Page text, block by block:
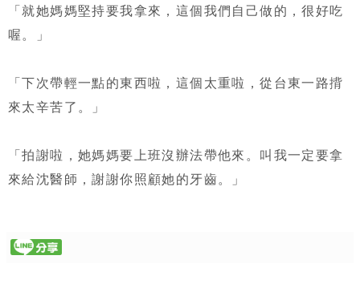
「就她媽媽堅持要我拿來，這個我們自己做的，很好吃
喔。」
「下次帶輕一點的東西啦，這個太重啦，從台東一路揹
來太辛苦了。」
「拍謝啦，她媽媽要上班沒辦法帶他來。叫我一定要拿
來給沈醫師，謝謝你照顧她的牙齒。」